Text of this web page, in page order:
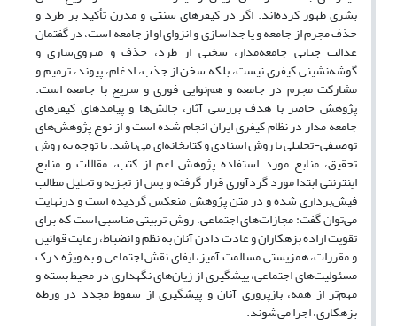
بشری ظهور کرده‌اند. اگر در کیفرهای سنتی و مدرن تأکید بر طرد و
حذف مجرم از جامعه و یا جداسازی و انزوای او از جامعه است، در گفتمان
عدالت جنایی جامعه‌مدار، سخنی از طرد، حذف و منزوی‌سازی و
گوشه‌نشینی کیفری نیست، بلکه سخن از جذب، ادغام، پیوند، ترمیم و
مشارکت مجرم در جامعه و هم‌نوایی فوری و سریع با جامعه است.
پژوهش حاضر با هدف بررسی آثار، چالش‌ها و پیامدهای کیفرهای
جامعه مدار در نظام کیفری ایران انجام شده است و از نوع پژوهش‌های
توصیفی-تحلیلی با روش اسنادی و کتابخانه‌ای می‌باشد. با توجه به روش
تحقیق، منابع مورد استفاده پژوهش اعم از کتب، مقالات و منابع
اینترنتی ابتدا مورد گردآوری قرار گرفته و پس از تجزیه و تحلیل مطالب
فیش‌برداری شده و در متن پژوهش منعکس گردیده است و درنهایت
می‌توان گفت: مجازات‌های اجتماعی، روش تربیتی مناسبی است که برای
تقویت اراده بزهکاران و عادت دادن آنان به نظم و انضباط، رعایت قوانین
و مقررات، همزیستی مسالمت آمیز، ایفای نقش اجتماعی و به ویژه درک
مسئولیت‌های اجتماعی، پیشگیری از زیان‌های نگهداری در محیط بسته و
مهم‌تر از همه، بازپروری آنان و پیشگیری از سقوط مجدد در ورطه
بزهکاری، اجرا می‌شوند.